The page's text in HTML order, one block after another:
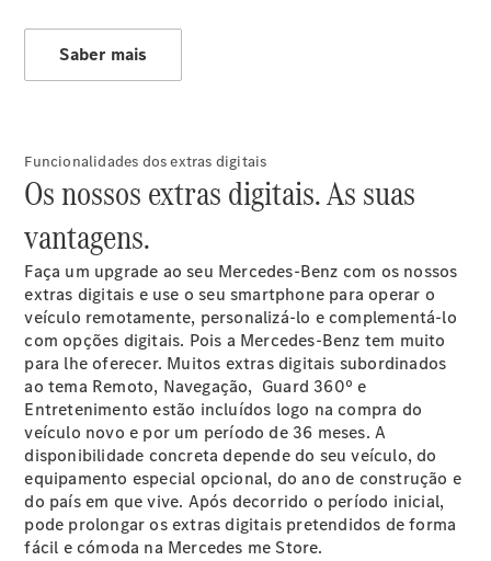
EQE
SUV
EQS
EQS SUV
GLA
GLA Novo
GLB
GLB Novo
GLC
GLC
GLC Coupé
GLE
Novo
GLE
Coupé
Novo
GLS Novo
Mercedes-
Maybach
GLS
Novo
Classe
Elétrico
Saber mais
Funcionalidades dos extras digitais
Os nossos extras digitais. As suas
vantagens.
Faça um upgrade ao seu Mercedes-Benz com os nossos
extras digitais e use o seu smartphone para operar o
veículo remotamente, personalizá-lo e complementá-lo
com opções digitais. Pois a Mercedes-Benz tem muito
para lhe oferecer. Muitos extras digitais subordinados
ao tema Remoto, Navegação, Guard 360º e
Entretenimento estão incluídos logo na compra do
veículo novo e por um período de 36 meses. A
disponibilidade concreta depende do seu veículo, do
equipamento especial opcional, do ano de construção e
do país em que vive. Após decorrido o período inicial,
pode prolongar os extras digitais pretendidos de forma
fácil e cómoda na Mercedes me Store.